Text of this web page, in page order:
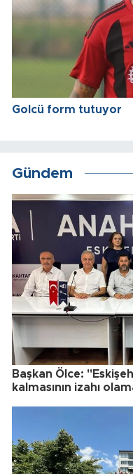
Golcü form tutuyor
Gündem
Başkan Ölce:
kalmasının izahı